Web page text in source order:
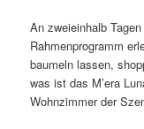
An zweieinhalb
Rahmenprogramm
baumeln lassen,
was ist das M’era
Wohnzimmer der